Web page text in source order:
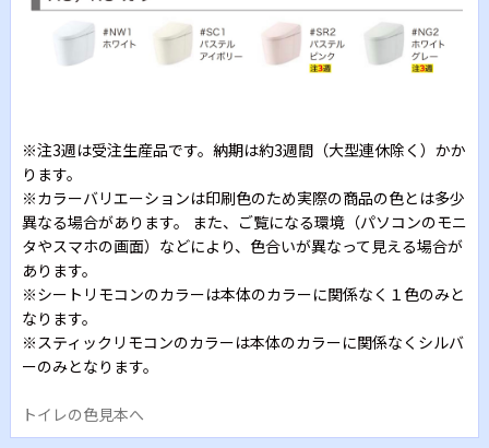
※注3週は受注生産品です。納期は約3週間（大型連休除く）かか
ります。
※カラーバリエーションは印刷色のため実際の商品の色とは多少
異なる場合があります。 また、ご覧になる環境（パソコンのモニ
タやスマホの画面）などにより、色合いが異なって見える場合が
あります。
※シートリモコンのカラーは本体のカラーに関係なく１色のみと
なります。
※スティックリモコンのカラーは本体のカラーに関係なくシルバ
ーのみとなります。
トイレの色見本へ